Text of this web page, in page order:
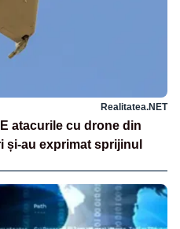
Realitatea.NET
atacurile cu drone din
și-au exprimat sprijinul